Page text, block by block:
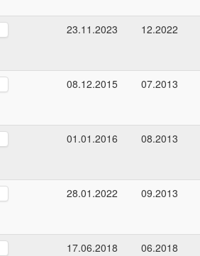
23.11.2023 12.2022
08.12.2015 07.2013
01.01.2016 08.2013
28.01.2022 09.2013
17.06.2018 06.2018